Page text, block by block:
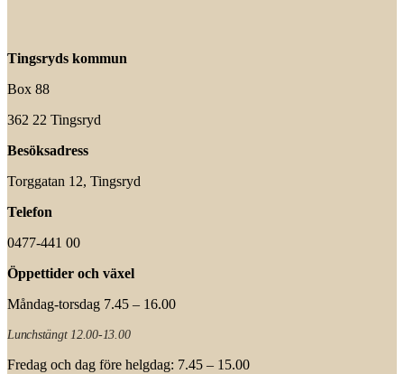
Tingsryds kommun
Box 88
362 22 Tingsryd
Besöksadress
Torggatan 12, Tingsryd
Telefon
0477-441 00
Öppettider och växel
Måndag-torsdag 7.45 – 16.00
Lunchstängt 12.00-13.00
Fredag och dag före helgdag: 7.45 – 15.00